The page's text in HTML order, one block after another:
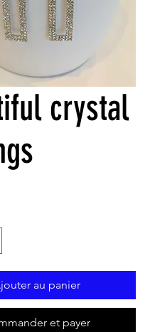
crystal
au panier
et payer